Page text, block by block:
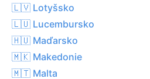
🇱🇻 Lotyšsko
🇱🇺 Lucembursko
🇭🇺 Maďarsko
🇲🇰 Makedonie
🇲🇹 Malta